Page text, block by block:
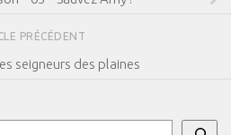
PRÉCÉDENT
seigneurs des plaines